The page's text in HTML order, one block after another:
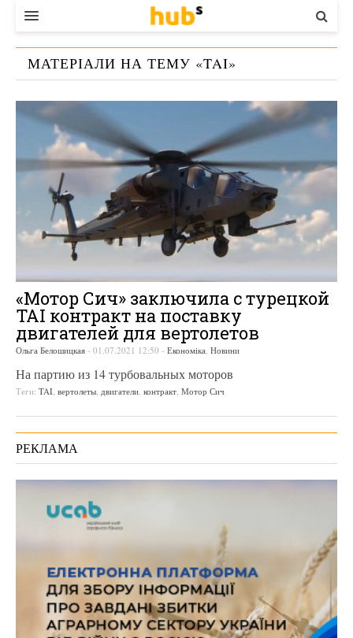
ВЛАДА
ЕКОНОМІКА
БІЗНЕС
СТАРТЕР
КОНТАКТИ
МАТЕРІАЛИ НА ТЕМУ «TAI»
«Мотор Сич» заключила с турецкой
TAI контракт на поставку
двигателей для вертолетов
Ольга Белошицкая - 01.07.2021 12:50 - Економіка Новини
На партию из 14 турбовальных моторов
Теги: TAI вертолеты двигатели контракт Мотор Сич
РЕКЛАМА